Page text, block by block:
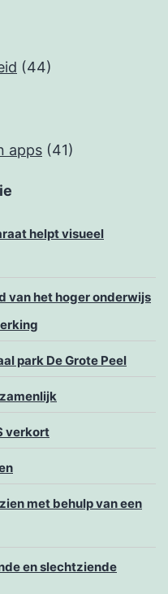
(44)
apps (41)
helpt visueel
van het hoger onderwijs
park De Grote Peel
verkort
met behulp van een
en slechtziende